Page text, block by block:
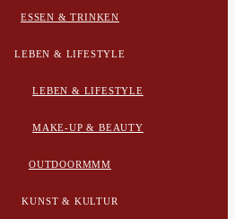
ESSEN & TRINKEN
LEBEN & LIFESTYLE
LEBEN & LIFESTYLE
MAKE-UP & BEAUTY
OUTDOORMMM
KUNST & KULTUR